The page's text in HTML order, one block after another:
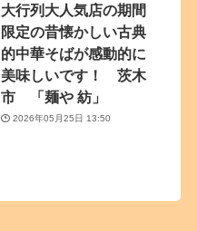
大行列大人気店の期間
限定の昔懐かしい古典
的中華そばが感動的に
美味しいです！ 茨木
市 「麺や 紡」
2026年05月25日 13:50